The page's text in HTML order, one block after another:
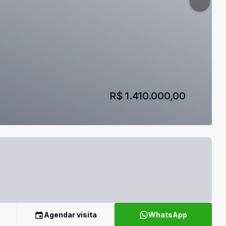
R$ 1.410.000,00
Agendar visita WhatsApp